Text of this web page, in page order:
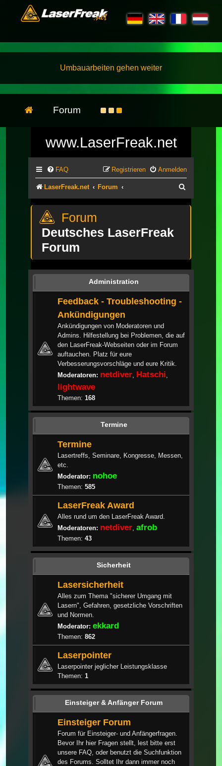
Umbauarbeiten gehen weiter
Forum
www.LaserFreak.net
FAQ Anmelden
Registrieren
LaserFreak.net Forum
Deutsches LaserFreak
Forum
Administration
Feedback - Troubleshooting -
Ankündigungen
Ankündigungen von Moderatoren und
Admins. Hilfestellung bei Problemen, die auf
den LaserFreak-Webseiten oder im Forum
auftauchen. Platz für eure
Verbesserungsvorschläge und eure Kritik.
Moderatoren: netdiver Hatschi
lightwave
Themen: 168
Termine
Termine
Lasertreffs, Seminare, Kongresse, Messen,
etc.
Moderator: nohoe
Themen: 585
LaserFreak Award
Alles rund um den LaserFreak Award.
Moderatoren: netdiver afrob
Themen: 43
Sicherheit
Lasersicherheit
Alles zum Thema "sicherer Umgang mit
Lasern", Gefahren, gesetzliche Vorschriften
und Normen.
Moderator: ekkard
Themen: 862
Laserpointer
Laserpointer jeglicher Leistungsklasse
Themen: 1
Einsteiger & Anfänger Forum
Einsteiger Forum
Forum für Einsteiger- und Anfängerfragen.
Bevor Ihr hier Fragen stellt, lest bitte erst
unsere FAQ, oder benutzt die Suchfunktion
des Forums. Solltet Ihr dann immer noch